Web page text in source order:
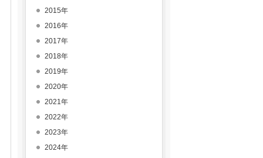
2015年
2016年
2017年
2018年
2019年
2020年
2021年
2022年
2023年
2024年